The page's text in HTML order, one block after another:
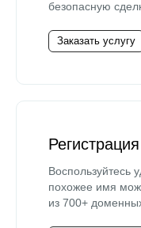
безопасную
Заказать услугу
похожее имя
из 700+